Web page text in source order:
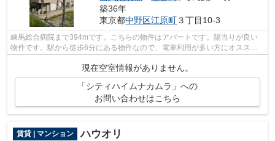
築36年
東京都中野区江原町３丁目10-3
練馬総合病院まで394mです。こちらの物件はアパートです。陽当りが良い
物件です。駅から徒歩6分にある物件なので、電車利用が多い方にオススメ
現在空室情報がありません。
「シティハイムナカムラ」への
お問い合わせはこちら
賃貸 | マンション ハウオリ